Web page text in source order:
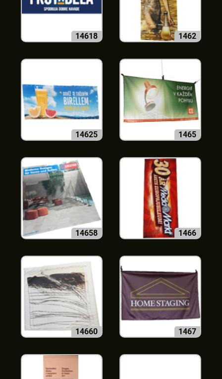
14618 1462
14625 1465
14658 1466
14660 1467